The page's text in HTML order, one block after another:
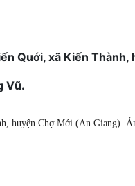
huyện Chợ Mới (An Giang).